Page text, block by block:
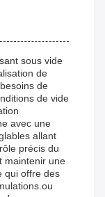
sous vide
de
de
de vide
avec une
allant
précis du
maintenir une
qui offre des